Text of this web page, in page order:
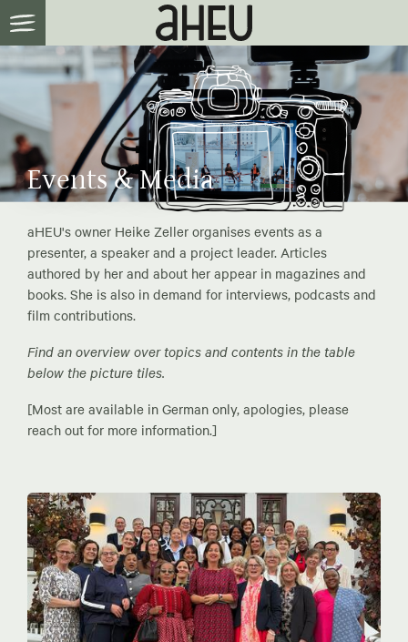
Events & Media
aHEU's owner Heike Zeller organises events as a
presenter, a speaker and a project leader. Articles
authored by her and about her appear in magazines and
books. She is also in demand for interviews, podcasts and
film contributions.
Find an overview over topics and contents in the table
below the picture tiles.
[Most are available in German only, apologies, please
reach out for more information.]